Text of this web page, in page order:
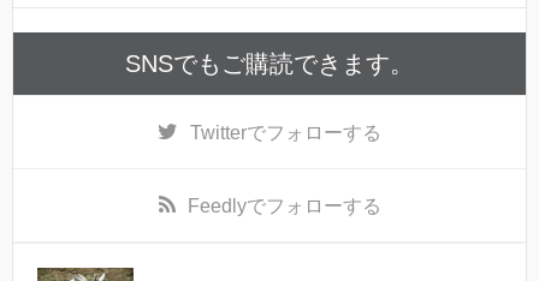
SNSでもご購読できます。
Twitterでフォローする
Feedlyでフォローする